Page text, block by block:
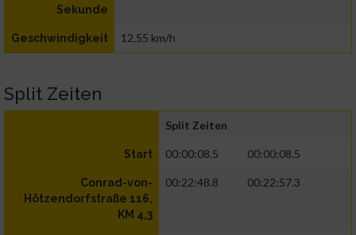
Sekunde
Geschwindigkeit 12,55 km/h
Split Zeiten
Split Zeiten
Start 00:00:08.5 00:00:08.5
Conrad-von-
Hötzendorfstraße 116,
KM 4,3
00:22:48.8 00:22:57.3